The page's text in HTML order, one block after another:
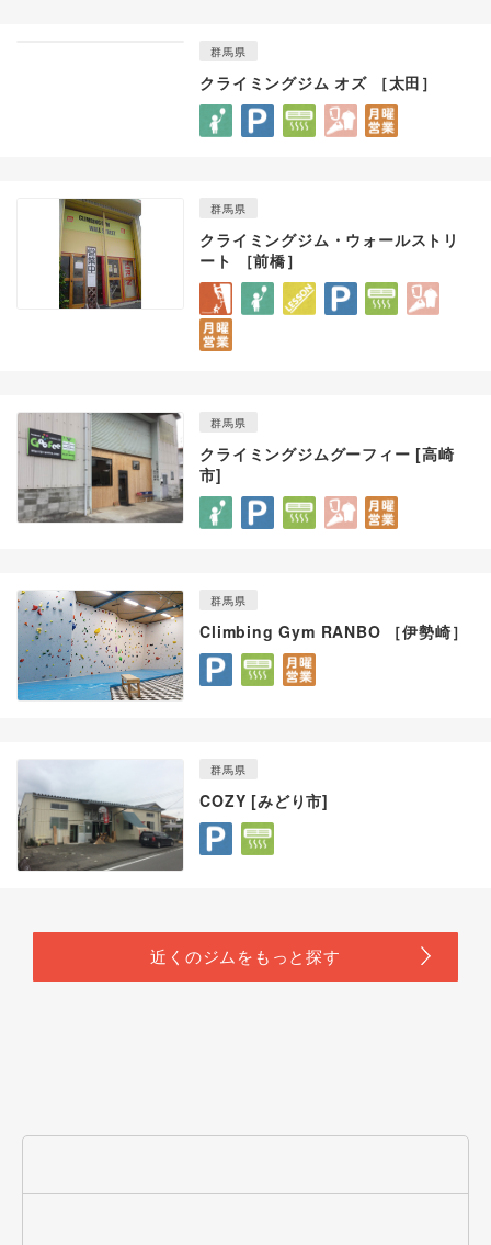
群馬県
クライミングジム オズ ［太田］
群馬県
クライミングジム・ウォールストリ
ート ［前橋］
群馬県
クライミングジムグーフィー [高崎
市]
群馬県
Climbing Gym RANBO ［伊勢崎］
群馬県
COZY [みどり市]